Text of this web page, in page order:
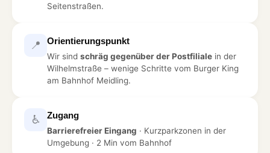
Seitenstraßen.
📍 Orientierungspunkt
Wir sind schräg gegenüber der Postfiliale in der
Wilhelmstraße – wenige Schritte vom Burger King
am Bahnhof Meidling.
♿ Zugang
Barrierefreier Eingang · Kurzparkzonen in der
Umgebung · 2 Min vom Bahnhof